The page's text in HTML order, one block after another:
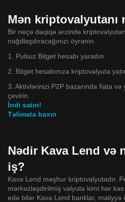
Mən kriptovalyutanı
Bir neçə dəqiqə ərzində
nağdlaşdıracağınızı öyrənin.
1. Pulsuz Bitget hesabı yaradın.
2. Bitget hesabınıza kriptovalyuta
3. Aktivlərinizi P2P bazarında fiata
çevirin.
İndi satın!
Təlimata baxın
Nədir Kava Lend və
iş?
Kava Lend məşhur kriptovalyutadır.
mərkəzləşdirilmiş valyuta kimi hər
edə bilər Kava Lend banklar, maliyyə